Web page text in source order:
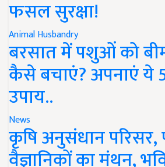
फसल सुरक्षा!
Animal Husbandry
बरसात में पशुओं को
कैसे बचाएं? अपनाएं ये
उपाय..
News
कृषि अनुसंधान परिसर,
वैज्ञानिकों का मंथन,